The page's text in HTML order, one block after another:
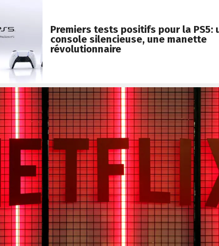
Premiers tests positifs pour la PS5:
console silencieuse, une manette
révolutionnaire